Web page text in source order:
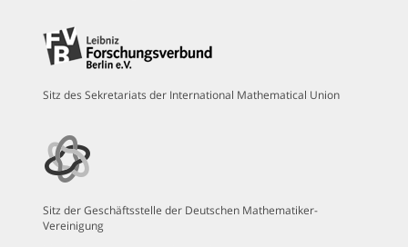
Sitz des Sekretariats der International Mathematical Union
Sitz der Geschäftsstelle der Deutschen Mathematiker-
Vereinigung